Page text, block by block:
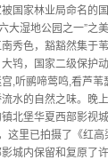
国家林业局命名的
大湿地公园之一”
秀色，豁豁然集于
鸨，国家二级保护
,听鹂啼莺鸣,看芦
水的自然之味。晚
北堡华夏西部影视
这里已拍摄了《红
城内保留和复原了